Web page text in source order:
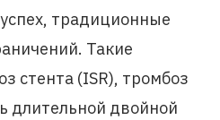
традиционные
Такие
стента (ISR), тромбоз
длительной двойной